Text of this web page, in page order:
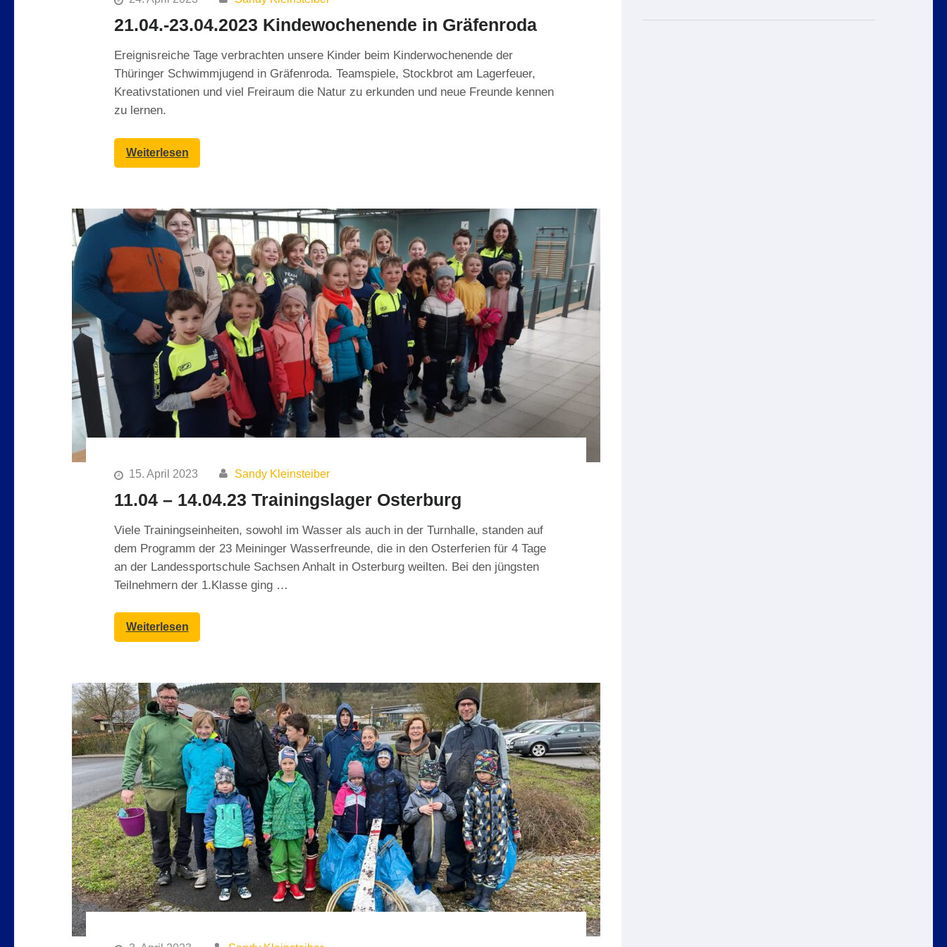
21.04.-23.04.2023 Kindewochenende in Gräfenroda
Ereignisreiche Tage verbrachten unsere Kinder beim Kinderwochenende der
Thüringer Schwimmjugend in Gräfenroda. Teamspiele, Stockbrot am Lagerfeuer,
Kreativstationen und viel Freiraum die Natur zu erkunden und neue Freunde kennen
zu lernen.
Weiterlesen
15. April 2023 Sandy Kleinsteiber
11.04 – 14.04.23 Trainingslager Osterburg
Viele Trainingseinheiten, sowohl im Wasser als auch in der Turnhalle, standen auf
dem Programm der 23 Meininger Wasserfreunde, die in den Osterferien für 4 Tage
an der Landessportschule Sachsen Anhalt in Osterburg weilten. Bei den jüngsten
Teilnehmern der 1.Klasse ging …
Weiterlesen